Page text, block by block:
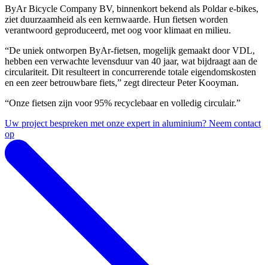
ByAr Bicycle Company BV, binnenkort bekend als Poldar e-bikes,
ziet duurzaamheid als een kernwaarde. Hun fietsen worden
verantwoord geproduceerd, met oog voor klimaat en milieu.
“De uniek ontworpen ByAr-fietsen, mogelijk gemaakt door VDL,
hebben een verwachte levensduur van 40 jaar, wat bijdraagt aan de
circulariteit. Dit resulteert in concurrerende totale eigendomskosten
en een zeer betrouwbare fiets,” zegt directeur Peter Kooyman.
“Onze fietsen zijn voor 95% recyclebaar en volledig circulair.”
Uw project bespreken met onze expert in aluminium? Neem contact
op